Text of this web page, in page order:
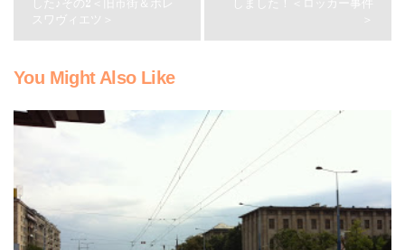
した♪その2＜旧市街＆ボレ
スワヴィエツ＞
しました！＜ロッカー事件
You Might Also Like